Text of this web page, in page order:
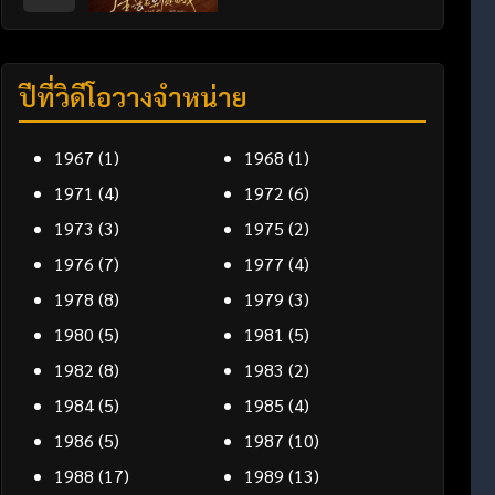
ปีที่วิดีโอวางจำหน่าย
1967 (1) 1968 (1)
1971 (4) 1972 (6)
1973 (3) 1975 (2)
1976 (7) 1977 (4)
1978 (8) 1979 (3)
1980 (5) 1981 (5)
1982 (8) 1983 (2)
1984(5) 1985 (4)
1986 (5) 1987 (10)
1988 (17) 1989 (13)